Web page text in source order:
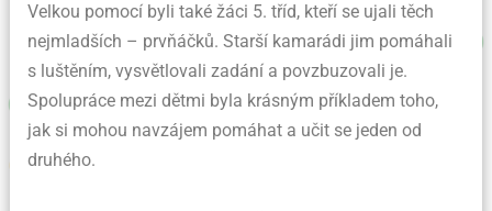
Velkou pomocí byli také žáci 5. tříd, kteří se ujali těch
nejmladších – prvňáčků. Starší kamarádi jim pomáhali
s luštěním, vysvětlovali zadání a povzbuzovali je.
Spolupráce mezi dětmi byla krásným příkladem toho,
jak si mohou navzájem pomáhat a učit se jeden od
druhého.